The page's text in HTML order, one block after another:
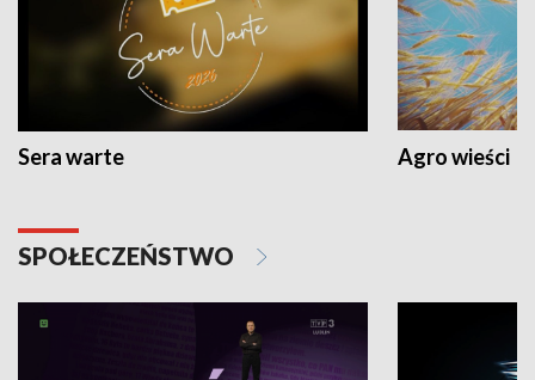
Sera warte Agro wieści
SPOŁECZEŃSTWO